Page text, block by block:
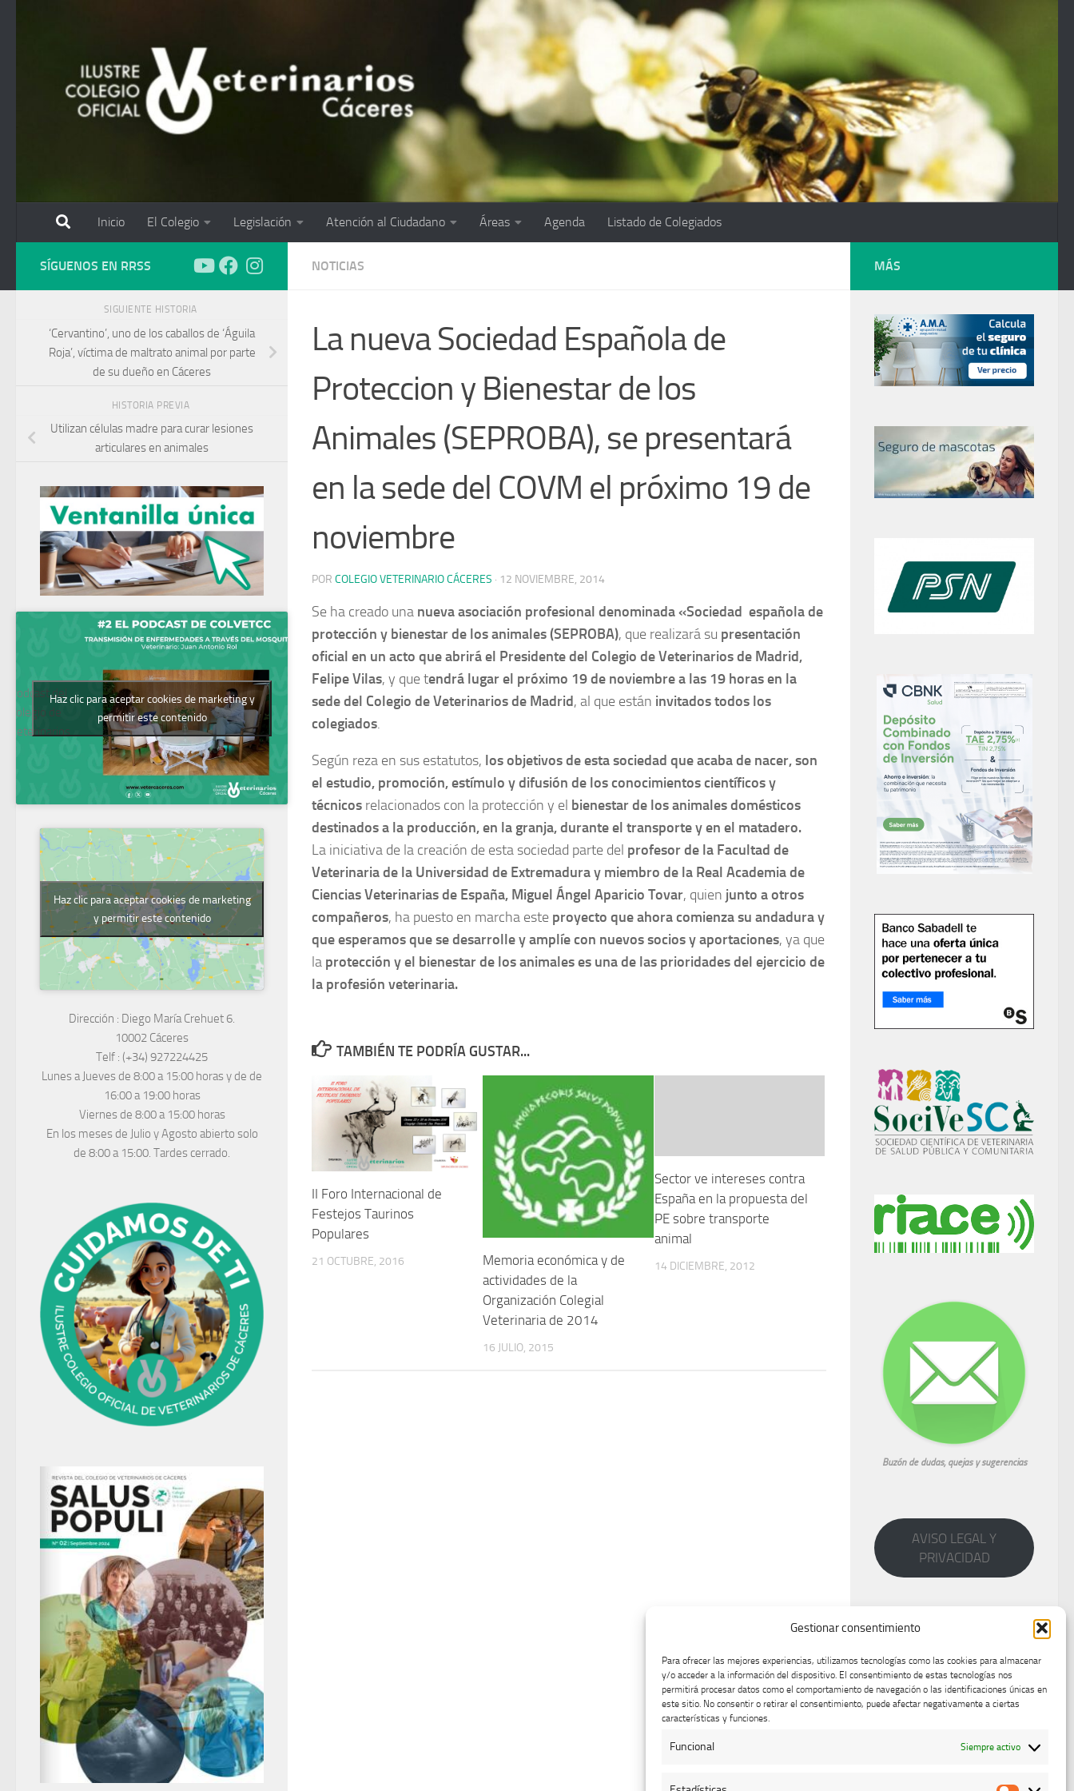
Gestionar consentimiento
Para ofrecer las mejores experiencias, utilizamos tecnologías como las cookies para almacenar
y/o acceder a la información del dispositivo. El consentimiento de estas tecnologías nos
permitirá procesar datos como el comportamiento de navegación o las identificaciones únicas en
este sitio. No consentir o retirar el consentimiento, puede afectar negativamente a ciertas
características y funciones.
Funcional Siempre activo
Inicio El Colegio Legislación Atención al Ciudadano Áreas Agenda Listado de Colegiados
NOTICIAS
La nueva Sociedad Española de
Proteccion y Bienestar de los
Animales (SEPROBA), se presentará
en la sede del COVM el próximo 19 de
noviembre
POR COLEGIO VETERINARIO CÁCERES · 12 NOVIEMBRE, 2014
Se ha creado una nueva asociación profesional denominada «Sociedad española de
protección y bienestar de los animales (SEPROBA), que realizará su presentación
oficial en un acto que abrirá el Presidente del Colegio de Veterinarios de Madrid,
Felipe Vilas, y que tendrá lugar el próximo 19 de noviembre a las 19 horas en la
sede del Colegio de Veterinarios de Madrid, al que están invitados todos los
colegiados.
Según reza en sus estatutos, los objetivos de esta sociedad que acaba de nacer, son
el estudio, promoción, estímulo y difusión de los conocimientos científicos y
técnicos relacionados con la protección y el bienestar de los animales domésticos
destinados a la producción, en la granja, durante el transporte y en el matadero.
La iniciativa de la creación de esta sociedad parte del profesor de la Facultad de
Veterinaria de la Universidad de Extremadura y miembro de la Real Academia de
Ciencias Veterinarias de España, Miguel Ángel Aparicio Tovar, quien junto a otros
compañeros, ha puesto en marcha este proyecto que ahora comienza su andadura y
que esperamos que se desarrolle y amplíe con nuevos socios y aportaciones, ya que
la protección y el bienestar de los animales es una de las prioridades del ejercicio de
la profesión veterinaria.
TAMBIÉN TE PODRÍA GUSTAR...
II Foro Internacional de
Festejos Taurinos
Populares
21 OCTUBRE, 2016
Memoria económica y de
actividades de la
Organización Colegial
Veterinaria de 2014
16 JULIO, 2015
Sector ve intereses contra
España en la propuesta del
PE sobre transporte
animal
14 DICIEMBRE, 2012
SÍGUENOS EN RRSS
SIGUIENTE HISTORIA
‘Cervantino’, uno de los caballos de ‘Águila
Roja’, víctima de maltrato animal por parte
de su dueño en Cáceres
HISTORIA PREVIA
Utilizan células madre para curar lesiones
articulares en animales
Podcast del
Colegio de
Veterinarios
Haz clic para aceptar cookies de marketing y
permitir este contenido
Haz clic para aceptar cookies de marketing
y permitir este contenido
Dirección : Diego María Crehuet 6.
10002 Cáceres
Telf : (+34) 927224425
Lunes a Jueves de 8:00 a 15:00 horas y de de
16:00 a 19:00 horas
Viernes de 8:00 a 15:00 horas
En los meses de Julio y Agosto abierto solo
de 8:00 a 15:00. Tardes cerrado.
MÁS
Buzón de dudas, quejas y sugerencias
AVISO LEGAL Y
PRIVACIDAD